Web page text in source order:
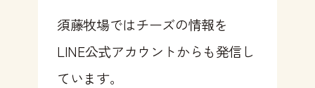
須藤牧場ではチーズの情報を
LINE公式アカウントからも発信し
ています。